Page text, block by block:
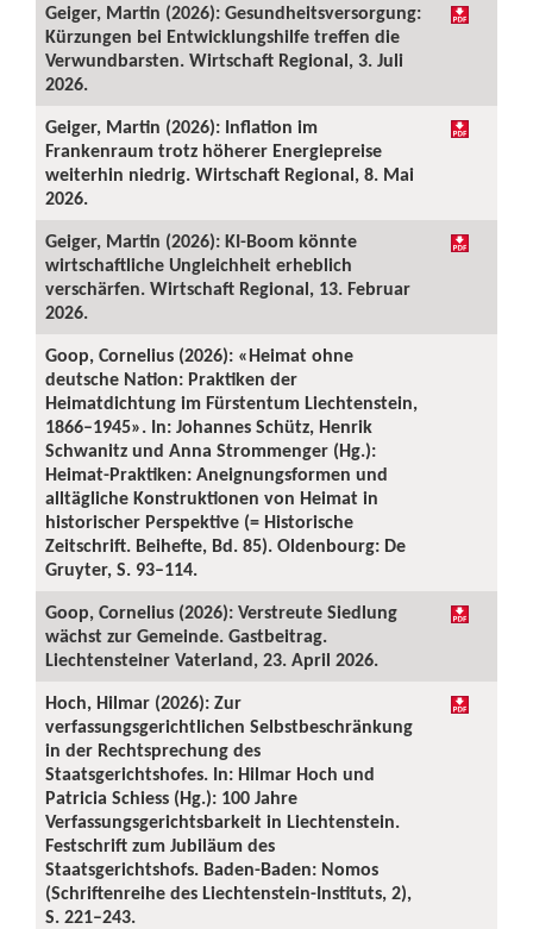
Geiger, Martin (2026): Gesundheitsversorgung:
Kürzungen bei Entwicklungshilfe treffen die
Verwundbarsten. Wirtschaft Regional, 3. Juli
2026.
Geiger, Martin (2026): Inflation im
Frankenraum trotz höherer Energiepreise
weiterhin niedrig. Wirtschaft Regional, 8. Mai
2026.
Geiger, Martin (2026): KI-Boom könnte
wirtschaftliche Ungleichheit erheblich
verschärfen. Wirtschaft Regional, 13. Februar
2026.
Goop, Cornelius (2026): «Heimat ohne
deutsche Nation: Praktiken der
Heimatdichtung im Fürstentum Liechtenstein,
1866–1945». In: Johannes Schütz, Henrik
Schwanitz und Anna Strommenger (Hg.):
Heimat-Praktiken: Aneignungsformen und
alltägliche Konstruktionen von Heimat in
historischer Perspektive (= Historische
Zeitschrift. Beihefte, Bd. 85). Oldenbourg: De
Gruyter, S. 93–114.
Goop, Cornelius (2026): Verstreute Siedlung
wächst zur Gemeinde. Gastbeitrag.
Liechtensteiner Vaterland, 23. April 2026.
Hoch, Hilmar (2026): Zur
verfassungsgerichtlichen Selbstbeschränkung
in der Rechtsprechung des
Staatsgerichtshofes. In: Hilmar Hoch und
Patricia Schiess (Hg.): 100 Jahre
Verfassungsgerichtsbarkeit in Liechtenstein.
Festschrift zum Jubiläum des
Staatsgerichtshofs. Baden-Baden: Nomos
(Schriftenreihe des Liechtenstein-Instituts, 2),
S. 221–243.